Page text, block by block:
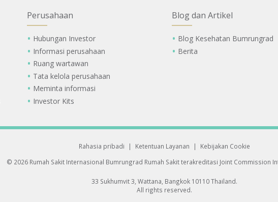
Perusahaan
Hubungan Investor
Informasi perusahaan
Ruang wartawan
Tata kelola perusahaan
Meminta informasi
Investor Kits
Blog dan Artikel
Blog Kesehatan Bumrungrad
Berita
Rahasia pribadi | Ketentuan Layanan |
Kebijakan Cookie
© 2026 Rumah Sakit Internasional Bumrungrad Rumah Sakit terakreditasi Joint Commission
33 Sukhumvit 3, Wattana, Bangkok 10110 Thailand.
All rights reserved.